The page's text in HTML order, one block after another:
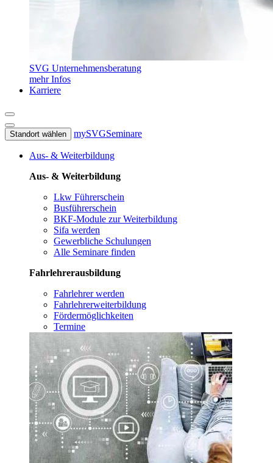
SVG Unternehmensberatung
mehr Infos
Karriere
Standort wählen mySVGSeminare
Aus- & Weiterbildung
Aus- & Weiterbildung
Lkw Führerschein
Busführerschein
BKF-Module zur Weiterbildung
Sifa werden
Gewerbliche Schulungen
Alle Seminare finden
Fahrlehrerausbildung
Fahrlehrer werden
Fahrlehrerweiterbildung
Fördermöglichkeiten
Termine